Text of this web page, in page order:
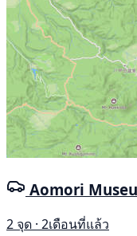
Aomori
2 จุด · 2เดือนที่แล้ว